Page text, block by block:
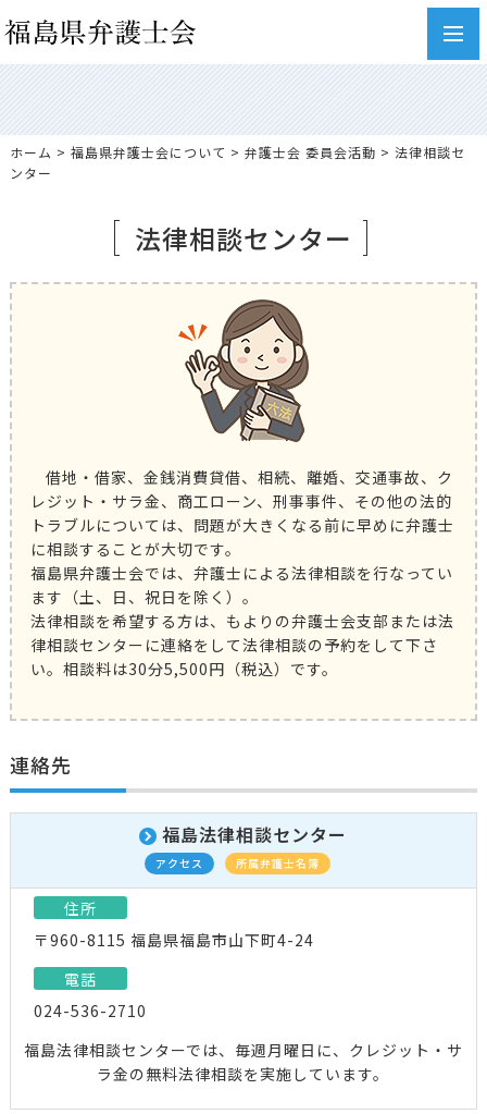
ホーム > 福島県弁護士会について > 弁護士会 委員会活動 > 法律相談セ
ンター
法律相談センター
借地・借家、金銭消費貸借、相続、離婚、交通事故、ク
レジット・サラ金、商工ローン、刑事事件、その他の法的
トラブルについては、問題が大きくなる前に早めに弁護士
に相談することが大切です。
福島県弁護士会では、弁護士による法律相談を行なってい
ます（土、日、祝日を除く）。
法律相談を希望する方は、もよりの弁護士会支部または法
律相談センターに連絡をして法律相談の予約をして下さ
い。相談料は30分5,500円（税込）です。
連絡先
福島法律相談センター
アクセス 所属弁護士名簿
住所
〒960-8115 福島県福島市山下町4-24
電話
024-536-2710
福島法律相談センターでは、毎週月曜日に、クレジット・サ
ラ金の無料法律相談を実施しています。